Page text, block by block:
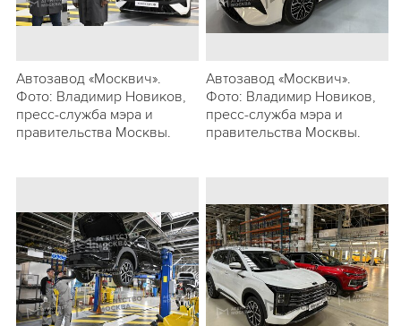
Автозавод «Москвич».
Фото: Владимир Новиков,
пресс-служба мэра и
правительства Москвы.
Автозавод «Москвич».
Фото: Владимир Новиков,
пресс-служба мэра и
правительства Москвы.